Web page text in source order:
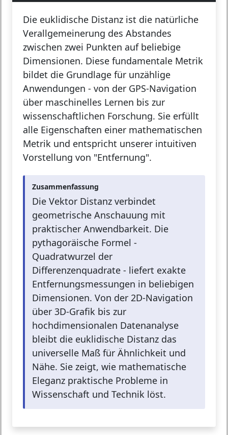
Die euklidische Distanz ist die natürliche
Verallgemeinerung des Abstandes
zwischen zwei Punkten auf beliebige
Dimensionen. Diese fundamentale Metrik
bildet die Grundlage für unzählige
Anwendungen - von der GPS-Navigation
über maschinelles Lernen bis zur
wissenschaftlichen Forschung. Sie erfüllt
alle Eigenschaften einer mathematischen
Metrik und entspricht unserer intuitiven
Vorstellung von "Entfernung".
Zusammenfassung
Die Vektor Distanz verbindet
geometrische Anschauung mit
praktischer Anwendbarkeit. Die
pythagoräische Formel -
Quadratwurzel der
Differenzenquadrate - liefert exakte
Entfernungsmessungen in beliebigen
Dimensionen. Von der 2D-Navigation
über 3D-Grafik bis zur
hochdimensionalen Datenanalyse
bleibt die euklidische Distanz das
universelle Maß für Ähnlichkeit und
Nähe. Sie zeigt, wie mathematische
Eleganz praktische Probleme in
Wissenschaft und Technik löst.